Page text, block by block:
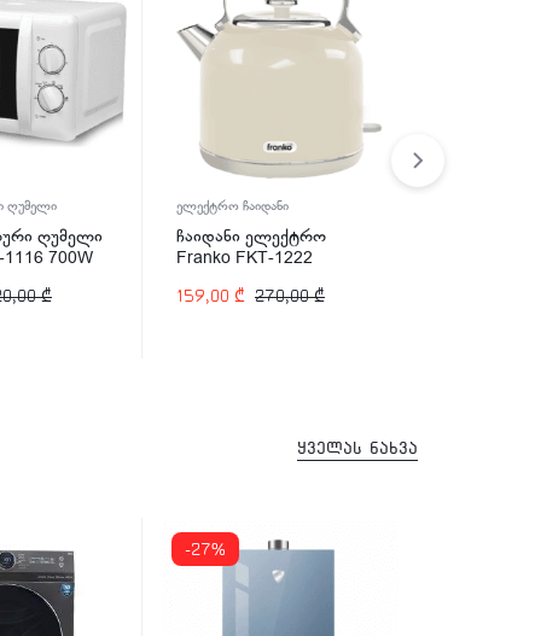
ღუმელი
ღუმელი
700W
₾
ელექტრო ჩაიდანი
ჩაიდანი ელექტრო
Franko FKT-1222
270,00₾
159,00 ₾
ყველას ნახვა
-27%